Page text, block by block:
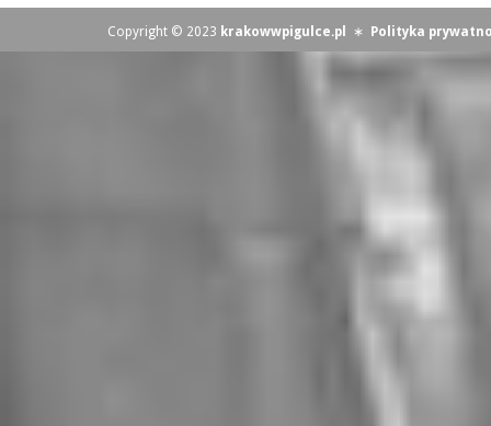
Copyright © 2023 krakowwpigulce.pl ∗ Polityka